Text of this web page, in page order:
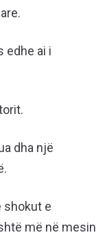
edhe ai i
dha një
shokut e
më në mesin